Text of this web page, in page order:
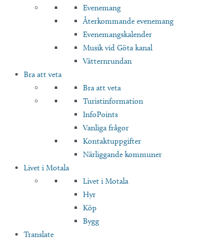
Evenemang
Återkommande evenemang
Evenemangskalender
Musik vid Göta kanal
Vätternrundan
Bra att veta
Bra att veta
Turistinformation
InfoPoints
Vanliga frågor
Kontaktuppgifter
Närliggande kommuner
Livet i Motala
Livet i Motala
Hyr
Köp
Bygg
Translate